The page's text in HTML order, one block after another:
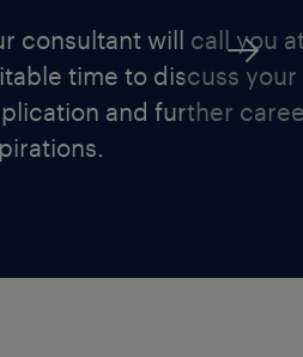
consultant will call you
time to discuss your
and further